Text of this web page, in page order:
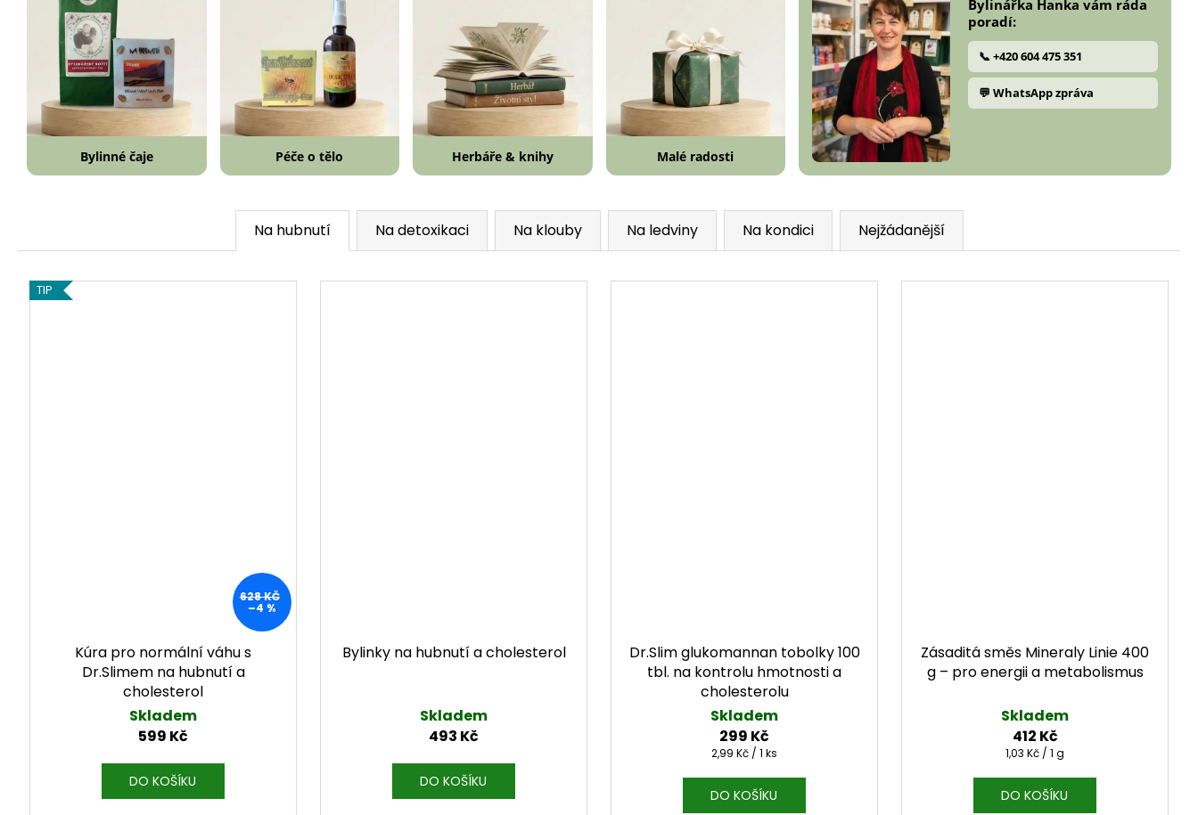
Bylinné čaje Péče o tělo Herbáře & knihy Malé radosti
Bylinářka Hanka vám ráda
poradí:
📞 +420 604 475 351
💬 WhatsApp zpráva
Na hubnutí Na detoxikaci Na klouby Na ledviny Na kondici Nejžádanější
TIP
628 KČ
–4 %
Kúra pro normální váhu s
Dr.Slimem na hubnutí a
cholesterol
Skladem
599 Kč
DO KOŠÍKU
Bylinky na hubnutí a cholesterol
Skladem
493 Kč
DO KOŠÍKU
Dr.Slim glukomannan tobolky 100
tbl. na kontrolu hmotnosti a
cholesterolu
Skladem
299 Kč
Měrná cena:
2,99 Kč / 1 ks
DO KOŠÍKU
Zásaditá směs Mineraly Linie 400
g – pro energii a metabolismus
Skladem
412 Kč
Měrná cena:
1,03 Kč / 1 g
DO KOŠÍKU